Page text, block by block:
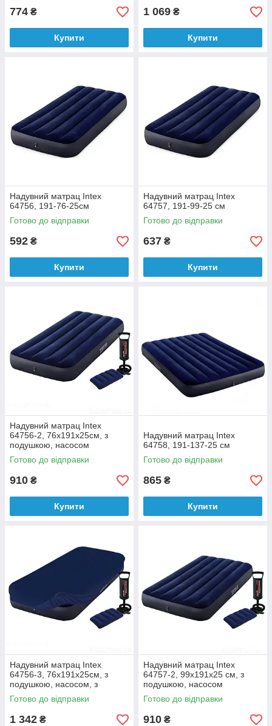
774 ₴
Купити
1 069 ₴
Купити
Надувний матрац Intex
64756, 191-76-25см
Готово до відправки
592 ₴
Купити
Надувний матрац Intex
64757, 191-99-25 см
Готово до відправки
637 ₴
Купити
Надувний матрац Intex
64756-2, 76x191x25cм, з
подушкою, насосом
Готово до відправки
910 ₴
Купити
Надувний матрац Intex
64758, 191-137-25 см
Готово до відправки
865 ₴
Купити
Надувний матрац Intex
64756-3, 76x191x25cм, з
подушкою, насосом, з
наматрацником-чохлом
Готово до відправки
1 342 ₴
Надувний матрац Intex
64757-2, 99x191x25 см, з
подушкою, насосом
Готово до відправки
910 ₴